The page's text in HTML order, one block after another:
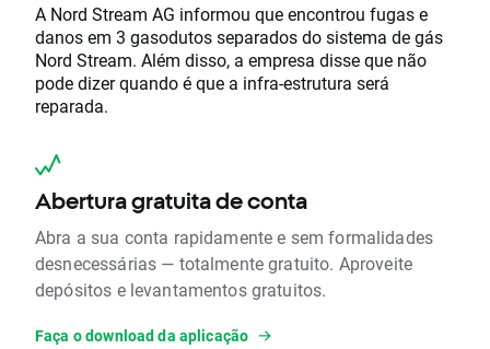
A Nord Stream AG informou que encontrou fugas e
danos em 3 gasodutos separados do sistema de gás
Nord Stream. Além disso, a empresa disse que não
pode dizer quando é que a infra-estrutura será
reparada.
Abertura gratuita de conta
Abra a sua conta rapidamente e sem formalidades
desnecessárias — totalmente gratuito. Aproveite
depósitos e levantamentos gratuitos.
Faça o download da aplicação